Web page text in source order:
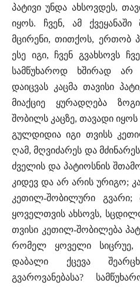
პატივი უნდა ახსოვდეს,
იყოს. ჩვენ, ამ
მცირენი, თითქოს, ერთობ
ესე იგი, ჩვენ გვახსოვს
სამწუხაროდ ხშირად არ
დაიცვას კაცმა თავისი
მიაქციე ყურადღება
შობილს კაცზე, თავადი იყოს
გულდიდია იგი თვისს
ღამ, მღვიძარეს და
ძველის და პატიოსნის
კიდევ და არ არის ურიგო;
კეთილ-შობილური გვარი;
ყოველთვის ახსოვს,
თვისი კეთილ-შობილება
რომელ ყოველი სიცრუე,
დაბალი ქცევა
გვაროვანებასა?